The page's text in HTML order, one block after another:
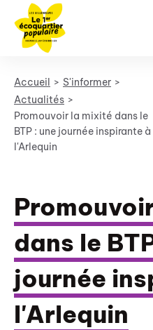
Accueil
S'informer
Actualités
Promouvoir la mixité dans le
BTP : une journée inspirante à
l'Arlequin
dans le
journée
l'Arlequin
Panneau de gestion des